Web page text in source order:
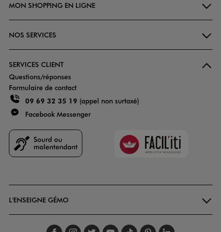
MON SHOPPING EN LIGNE
NOS SERVICES
SERVICES CLIENT
Questions/réponses
Formulaire de contact
09 69 32 35 19 (appel non surtaxé)
Facebook Messenger
Faciliti
L'ENSEIGNE GÉMO